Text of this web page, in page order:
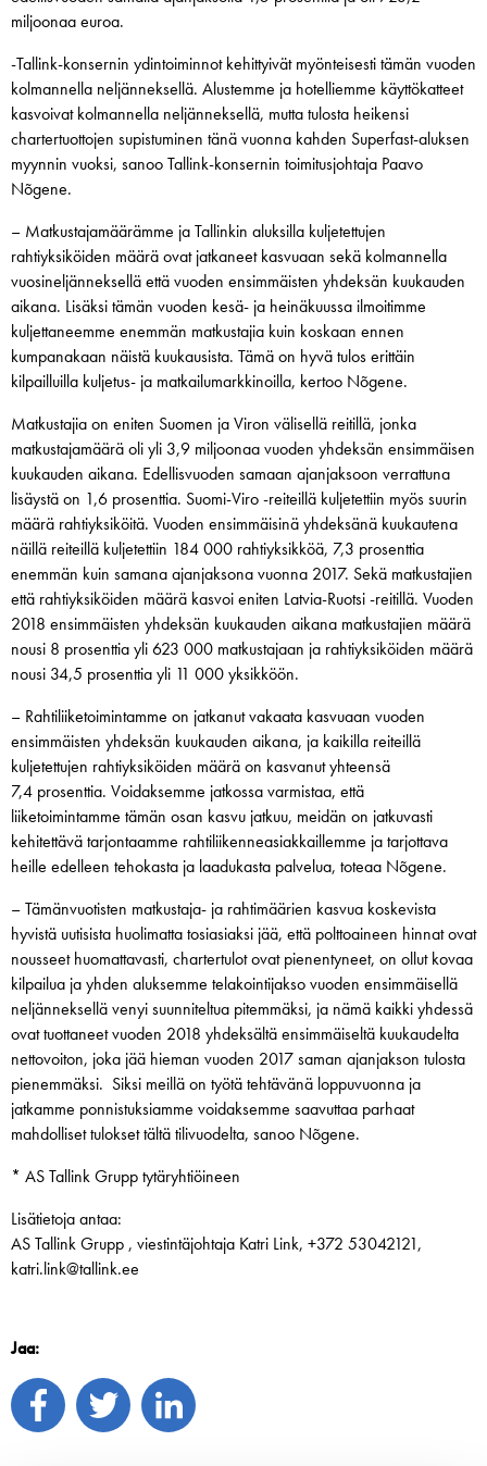
miljoonaa euroa.
-Tallink-konsernin ydintoiminnot kehittyivät myönteisesti tämän vuoden
kolmannella neljänneksellä. Alustemme ja hotelliemme käyttökatteet
kasvoivat kolmannella neljänneksellä, mutta tulosta heikensi
chartertuottojen supistuminen tänä vuonna kahden Superfast-aluksen
myynnin vuoksi, sanoo Tallink-konsernin toimitusjohtaja Paavo
Nõgene.
– Matkustajamäärämme ja Tallinkin aluksilla kuljetettujen
rahtiyksiköiden määrä ovat jatkaneet kasvuaan sekä kolmannella
vuosineljänneksellä että vuoden ensimmäisten yhdeksän kuukauden
aikana. Lisäksi tämän vuoden kesä- ja heinäkuussa ilmoitimme
kuljettaneemme enemmän matkustajia kuin koskaan ennen
kumpanakaan näistä kuukausista. Tämä on hyvä tulos erittäin
kilpailluilla kuljetus- ja matkailumarkkinoilla, kertoo Nõgene.
Matkustajia on eniten Suomen ja Viron välisellä reitillä, jonka
matkustajamäärä oli yli 3,9 miljoonaa vuoden yhdeksän ensimmäisen
kuukauden aikana. Edellisvuoden samaan ajanjaksoon verrattuna
lisäystä on 1,6 prosenttia. Suomi-Viro -reiteillä kuljetettiin myös suurin
määrä rahtiyksiköitä. Vuoden ensimmäisinä yhdeksänä kuukautena
näillä reiteillä kuljetettiin 184 000 rahtiyksikköä, 7,3 prosenttia
enemmän kuin samana ajanjaksona vuonna 2017. Sekä matkustajien
että rahtiyksiköiden määrä kasvoi eniten Latvia-Ruotsi -reitillä. Vuoden
2018 ensimmäisten yhdeksän kuukauden aikana matkustajien määrä
nousi 8 prosenttia yli 623 000 matkustajaan ja rahtiyksiköiden määrä
nousi 34,5 prosenttia yli 11 000 yksikköön.
– Rahtiliiketoimintamme on jatkanut vakaata kasvuaan vuoden
ensimmäisten yhdeksän kuukauden aikana, ja kaikilla reiteillä
kuljetettujen rahtiyksiköiden määrä on kasvanut yhteensä
7,4 prosenttia. Voidaksemme jatkossa varmistaa, että
liiketoimintamme tämän osan kasvu jatkuu, meidän on jatkuvasti
kehitettävä tarjontaamme rahtiliikenneasiakkaillemme ja tarjottava
heille edelleen tehokasta ja laadukasta palvelua, toteaa Nõgene.
– Tämänvuotisten matkustaja- ja rahtimäärien kasvua koskevista
hyvistä uutisista huolimatta tosiasiaksi jää, että polttoaineen hinnat ovat
nousseet huomattavasti, chartertulot ovat pienentyneet, on ollut kovaa
kilpailua ja yhden aluksemme telakointijakso vuoden ensimmäisellä
neljänneksellä venyi suunniteltua pitemmäksi, ja nämä kaikki yhdessä
ovat tuottaneet vuoden 2018 yhdeksältä ensimmäiseltä kuukaudelta
nettovoiton, joka jää hieman vuoden 2017 saman ajanjakson tulosta
pienemmäksi. Siksi meillä on työtä tehtävänä loppuvuonna ja
jatkamme ponnistuksiamme voidaksemme saavuttaa parhaat
mahdolliset tulokset tältä tilivuodelta, sanoo Nõgene.
* AS Tallink Grupp tytäryhtiöineen
Lisätietoja antaa:
AS Tallink Grupp , viestintäjohtaja Katri Link, +372 53042121,
katri.link@tallink.ee
Jaa: